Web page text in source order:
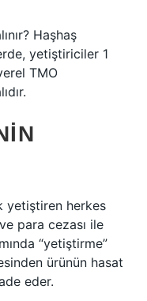
Haşhaş
yetiştiriciler 1
TMO
yetiştiren herkes
para cezası ile
“yetiştirme”
ürünün hasat
eder.